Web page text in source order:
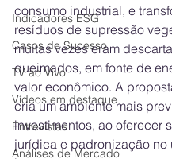
Indicadores ESG
Casos de Sucesso
TV ao Vivo
Vídeos em destaque
Entrevistas
Análises de Mercado
consumo industrial, e
resíduos de supressão
muitas vezes eram
queimados, em fonte de
valor econômico. A
cria um ambiente mais
investimentos, ao oferecer
jurídica e padronização no